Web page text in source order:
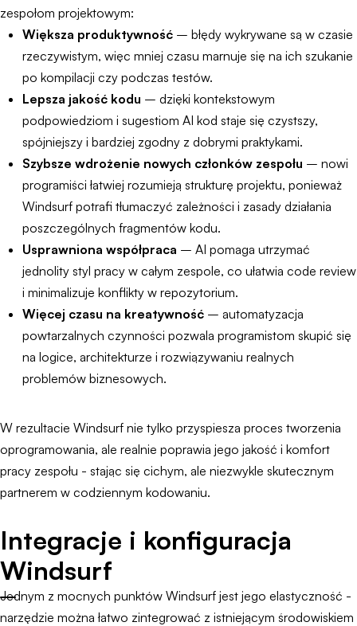
zespołom projektowym:
Większa produktywność – błędy wykrywane są w czasie
rzeczywistym, więc mniej czasu marnuje się na ich szukanie
po kompilacji czy podczas testów.
Lepsza jakość kodu – dzięki kontekstowym
podpowiedziom i sugestiom AI kod staje się czystszy,
spójniejszy i bardziej zgodny z dobrymi praktykami.
Szybsze wdrożenie nowych członków zespołu – nowi
programiści łatwiej rozumieją strukturę projektu, ponieważ
Windsurf potrafi tłumaczyć zależności i zasady działania
poszczególnych fragmentów kodu.
Usprawniona współpraca – AI pomaga utrzymać
jednolity styl pracy w całym zespole, co ułatwia code review
i minimalizuje konflikty w repozytorium.
Więcej czasu na kreatywność – automatyzacja
powtarzalnych czynności pozwala programistom skupić się
na logice, architekturze i rozwiązywaniu realnych
problemów biznesowych.
W rezultacie Windsurf nie tylko przyspiesza proces tworzenia
oprogramowania, ale realnie poprawia jego jakość i komfort
pracy zespołu - stając się cichym, ale niezwykle skutecznym
partnerem w codziennym kodowaniu.
Integracje i konfiguracja
Windsurf
Jednym z mocnych punktów Windsurf jest jego elastyczność -
narzędzie można łatwo zintegrować z istniejącym środowiskiem